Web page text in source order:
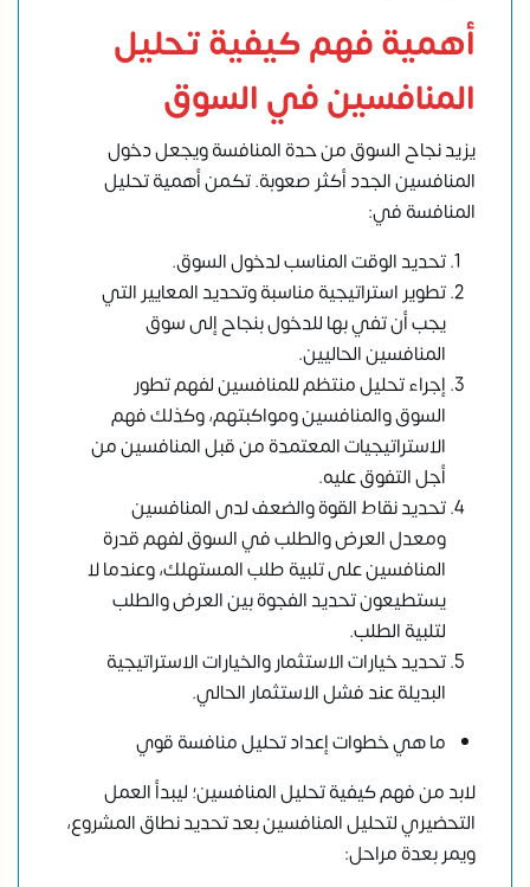
أهمية فهم كيفية تحليل
المنافسين في السوق
يزيد نجاح السوق من حدة المنافسة ويجعل دخول
المنافسين الجدد أكثر صعوبة. تكمن أهميةتحليل
المنافسةفي:
تحديد الوقت المناسب لدخول السوق.
تطوير استراتيجية مناسبة وتحديد المعايير التي
يجب أن تفي بها للدخول بنجاح إلى سوق
المنافسين الحاليين.
إجراء تحليل منتظم للمنافسين لفهم تطور
السوق والمنافسين ومواكبتهم، وكذلك فهم
الاستراتيجيات المعتمدة من قبل المنافسين من
أجل التفوق عليه.
تحديد نقاط القوة والضعف لدى المنافسين
ومعدل العرض والطلب في السوق لفهم قدرة
المنافسين على تلبية طلب المستهلك، وعندما لا
يستطيعون تحديد الفجوة بين العرض والطلب
لتلبية الطلب.
تحديد خيارات الاستثمار والخيارات الاستراتيجية
البديلة عند فشل الاستثمار الحالي.
ما هي خطوات إعداد تحليل منافسة قوي
لابد من فهم كيفية تحليل المنافسين؛ ليبدأ العمل
التحضيري لتحليل المنافسين بعد تحديد نطاق المشروع،
ويمر بعدة مراحل: